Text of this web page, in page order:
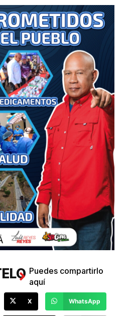
Puedes compartirlo
aquí
X WhatsApp